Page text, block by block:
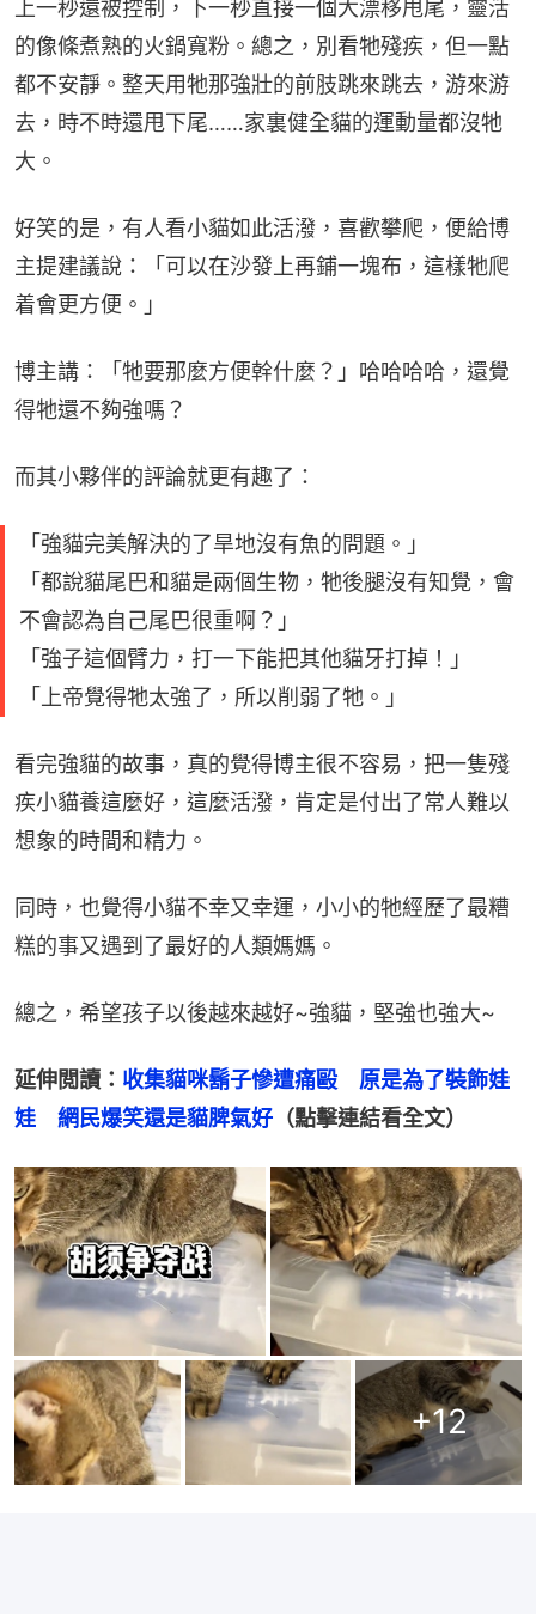
上一秒還被控制，下一秒直接一個大漂移甩尾，靈活
的像條煮熟的火鍋寬粉。總之，別看牠殘疾，但一點
都不安靜。整天用牠那強壯的前肢跳來跳去，游來游
去，時不時還甩下尾……家裏健全貓的運動量都沒牠
大。
好笑的是，有人看小貓如此活潑，喜歡攀爬，便給博
主提建議說：「可以在沙發上再鋪一塊布，這樣牠爬
着會更方便。」
博主講：「牠要那麼方便幹什麼？」哈哈哈哈，還覺
得牠還不夠強嗎？
而其小夥伴的評論就更有趣了：
「強貓完美解決的了旱地沒有魚的問題。」
「都說貓尾巴和貓是兩個生物，牠後腿沒有知覺，會
不會認為自己尾巴很重啊？」
「強子這個臂力，打一下能把其他貓牙打掉！」
「上帝覺得牠太強了，所以削弱了牠。」
看完強貓的故事，真的覺得博主很不容易，把一隻殘
疾小貓養這麼好，這麼活潑，肯定是付出了常人難以
想象的時間和精力。
同時，也覺得小貓不幸又幸運，小小的牠經歷了最糟
糕的事又遇到了最好的人類媽媽。
總之，希望孩子以後越來越好~強貓，堅強也強大~
延伸閲讀： 收集貓咪鬍子慘遭痛毆　原是為了裝飾娃
娃　網民爆笑還是貓脾氣好 （點擊連結看全文）
+12